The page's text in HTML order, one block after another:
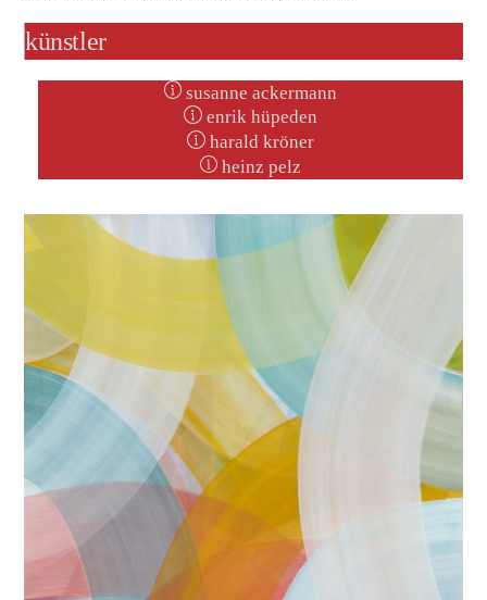
künstler
susanne ackermann
enrik hüpeden
harald kröner
heinz pelz